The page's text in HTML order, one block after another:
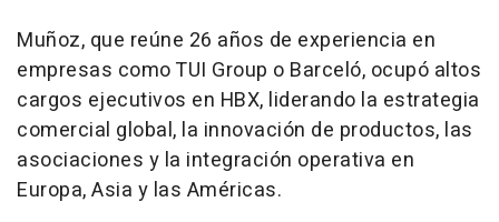
Muñoz, que reúne 26 años de experiencia en
empresas como TUI Group o Barceló, ocupó altos
cargos ejecutivos en HBX, liderando la estrategia
comercial global, la innovación de productos, las
asociaciones y la integración operativa en
Europa, Asia y las Américas.